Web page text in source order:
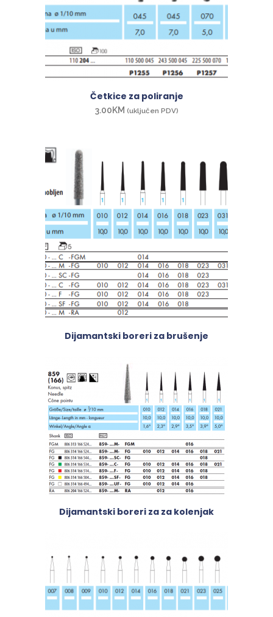
Četkice za poliranje
3.00KM (uključen PDV)
Dijamantski boreri za brušenje
Dijamantski boreri za za kolenjak